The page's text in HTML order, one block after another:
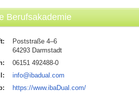
Berufsakademie
Poststraße 4–6
64293 Darmstadt
06151 492488-0
info@ibadual.com
https://www.ibaDual.com/